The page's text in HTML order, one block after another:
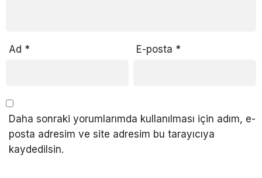
Ad * E-posta *
Daha sonraki yorumlarımda kullanılması için adım, e-
posta adresim ve site adresim bu tarayıcıya
kaydedilsin.